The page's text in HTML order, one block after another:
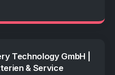
Technology GmbH |
& Service